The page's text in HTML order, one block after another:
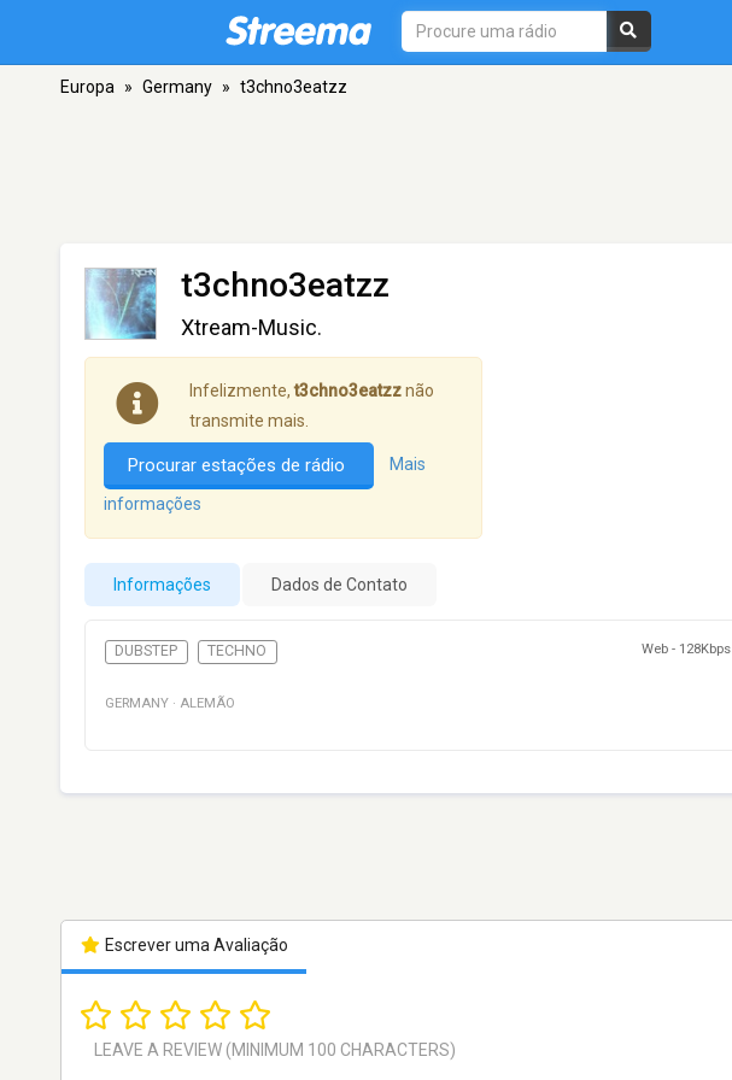
Europa » Germany » t3chno3eatzz
t3chno3eatzz
Xtream-Music.
Infelizmente,t3chno3eatzznão
transmite mais.
Procurar estações de rádio Mais
informações
Informações Dados de Contato
DUBSTEP TECHNO Web - 128Kbps
GERMANY · ALEMÃO
Escrever uma Avaliação